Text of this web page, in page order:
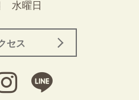
水曜日
セス